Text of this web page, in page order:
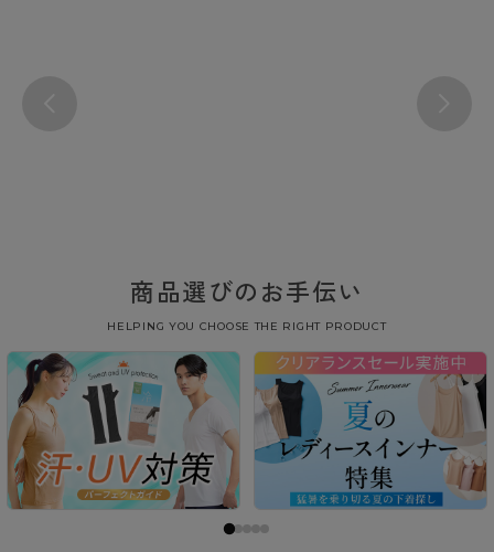
商品選びのお手伝い
HELPING YOU CHOOSE THE RIGHT PRODUCT